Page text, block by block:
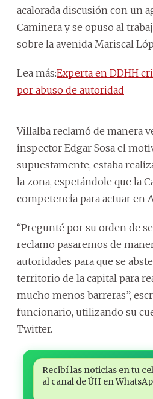
acalorada discusión con un
Caminera y se opuso al
sobre la avenida Mariscal
Lea más:Experta en DDHH
por abuso de autoridad
Villalba reclamó de manera
inspector Edgar Sosa el
supuestamente, estaba
la zona, espetándole que la
competencia para actuar en
“Pregunté por su orden de
reclamo pasaremos de
autoridades para que se
territorio de la capital para
mucho menos barreras”,
funcionario, utilizando su
Twitter.
Recibí las noticias en tu
al canal de ÚH en